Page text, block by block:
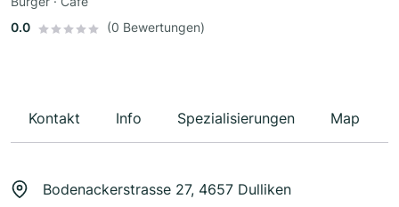
0.0
(0 Bewertungen)
Kontakt Info Spezialisierungen Map
Bodenackerstrasse 27, 4657 Dulliken